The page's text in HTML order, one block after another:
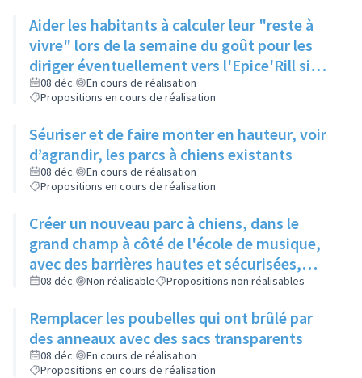
Aider les habitants à calculer leur "reste à
vivre" lors de la semaine du goût pour les
diriger éventuellement vers l'Epice'Rill si
besoin
08 déc.
En cours de réalisation
Propositions en cours de réalisation
Séuriser et de faire monter en hauteur, voir
d’agrandir, les parcs à chiens existants
08 déc.
En cours de réalisation
Propositions en cours de réalisation
Créer un nouveau parc à chiens, dans le
grand champ à côté de l'école de musique,
avec des barrières hautes et sécurisées,
pour qu'il y ait assez d'espace pour que les
08 déc. Non réalisable Propositions non réalisables
Remplacer les poubelles qui ont brûlé par
des anneaux avec des sacs transparents
08 déc.
En cours de réalisation
Propositions en cours de réalisation